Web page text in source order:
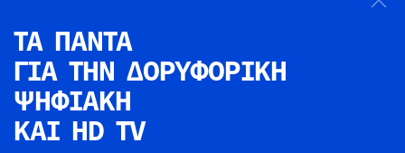
ΤΑ ΠΑΝΤΑ
ΓΙΑ ΤΗΝ ΔΟΡΥΦΟΡΙΚΗ
ΨΗΦΙΑΚΗ
ΚΑΙ HD TV